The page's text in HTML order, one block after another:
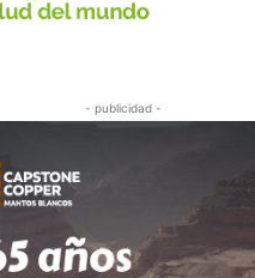
- publicidad -